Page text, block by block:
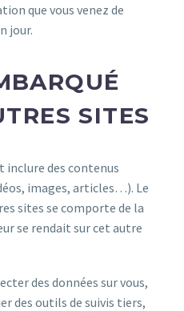
que vous venez de
jour.
SITES
inclure des contenus
images, articles…). Le
sites se comporte de la
se rendait sur cet autre
des données sur vous,
des outils de suivis tiers,